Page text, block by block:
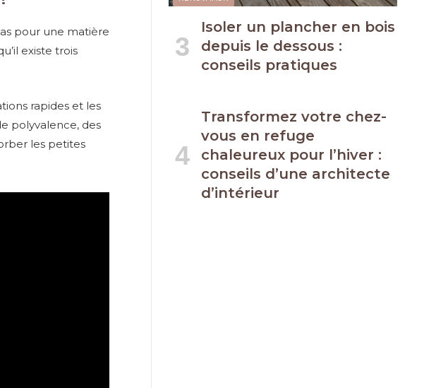
pour une matière
existe trois
rapides et les
polyvalence, des
les petites
Isoler un plancher en bois
depuis le dessous :
conseils pratiques
Transformez votre chez-
vous en refuge
chaleureux pour l’hiver :
conseils d’une architecte
d’intérieur